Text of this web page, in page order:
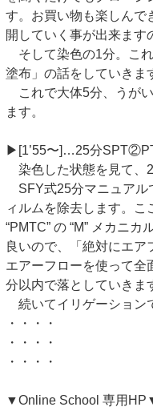
す。お買い物も楽しんで
開していく事が出来ます
そして染色の1分。こ
塗布」の話をしていきま
これで大体5分、うが
ます。
▶︎[1’55〜]…25分
染色した状態を見て、
SFY式25分マニュアル
ィルムを除去します。こ
“PMTC” の “M” メカニ
良いので、「絶対にエア
エアーフローを使って全
分以内で落としていきま
続いてイリゲーション
・・・・
・・・・
・・・・
▼Online School 専用